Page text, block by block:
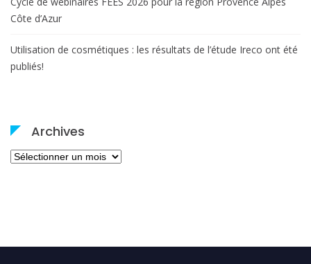
Côte d’Azur
Utilisation de cosmétiques : les résultats de l’étude Ireco ont été
publiés!
Archives
Archives